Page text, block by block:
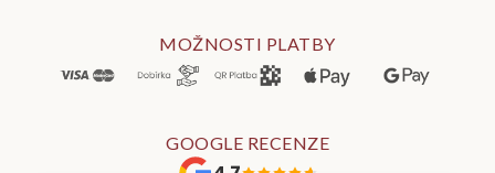
MOŽNOSTI PLATBY
GOOGLE RECENZE